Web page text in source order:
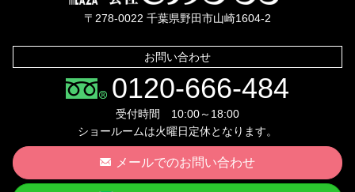
〒278-0022 千葉県野田市山崎1604-2
お問い合わせ
0120-666-484
受付時間 10:00～18:00
ショールームは火曜日定休となります。
メールでのお問い合わせ